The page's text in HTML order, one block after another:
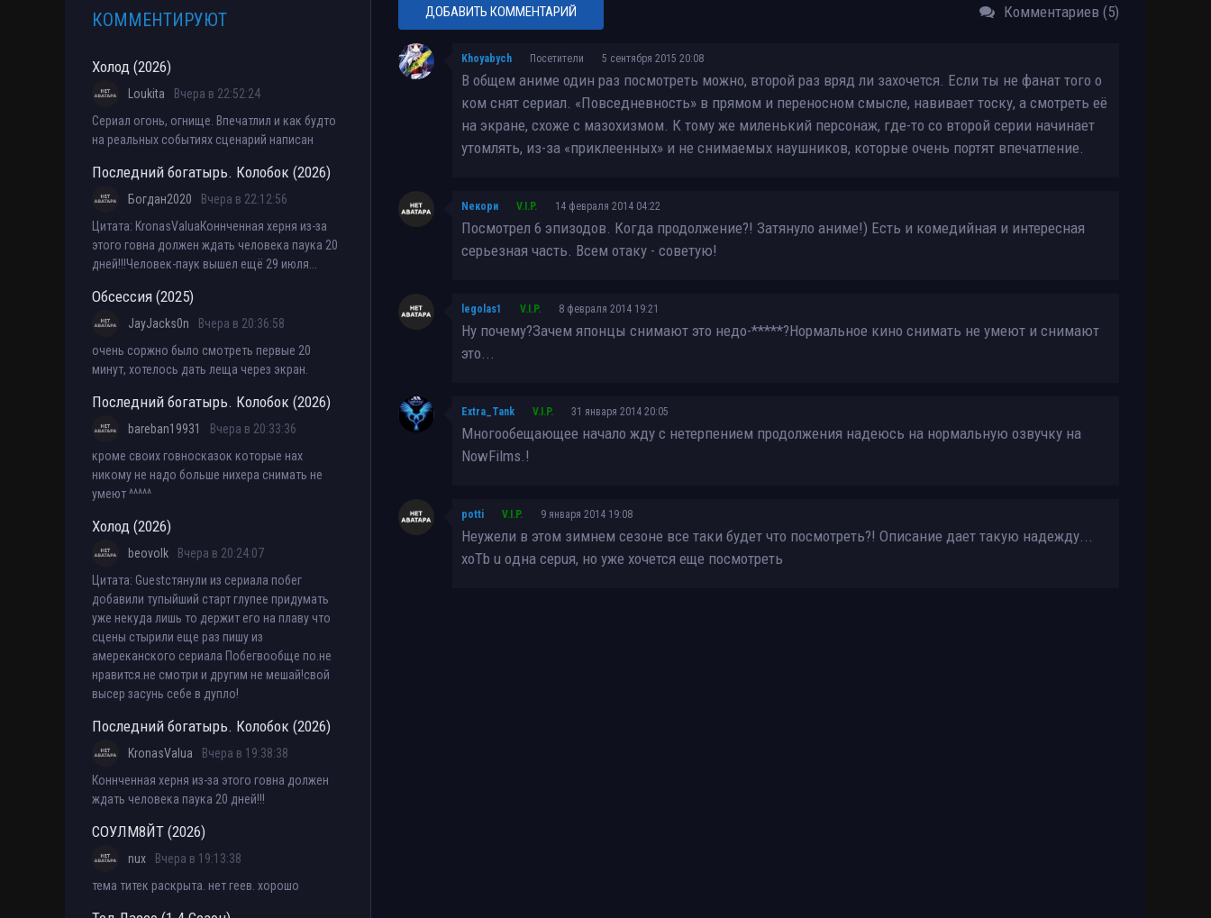
ДОБАВИТЬ КОММЕНТАРИЙ Комментариев (5)
Khoyabych Посетители 5 сентября 2015 20:08
В общем аниме один раз посмотреть можно, второй раз вряд ли захочется. Если ты не фанат того о
ком снят сериал. «Повседневность» в прямом и переносном смысле, навивает тоску, а смотреть её
на экране, схоже с мазохизмом. К тому же миленький персонаж, где-то со второй серии начинает
утомлять, из-за «приклеенных» и не снимаемых наушников, которые очень портят впечатление.
Neкoри V.I.P. 14 февраля 2014 04:22
Посмотрел 6 эпизодов. Когда продолжение?! Затянуло аниме!) Есть и комедийная и интересная
серьезная часть. Всем отаку - советую!
legolas1 V.I.P. 8 февраля 2014 19:21
Ну почему?Зачем японцы снимают это недо-*****?Нормальное кино снимать не умеют и снимают
это...
Extra_Tank V.I.P. 31 января 2014 20:05
Многообещающее начало жду с нетерпением продолжения надеюсь на нормальную озвучку на
NowFilms.!
potti V.I.P. 9 января 2014 19:08
Неужели в этом зимнем сезоне все таки будет что посмотреть?! Описание дает такую надежду...
xoTb u oднa cepuя, но уже хочется еще посмотреть
КОММЕНТИРУЮТ
Холод (2026)
Loukita
Вчера в 22:52:24
Сериал огонь, огнище. Впечатлил и как будто
на реальных событиях сценарий написан
Последний богатырь. Колобок (2026)
Богдан2020
Вчера в 22:12:56
Цитата: KronasValuaКоннченная херня из-за
этого говна должен ждать человека паука 20
дней!!!Человек-паук вышел ещё 29 июля...
Обсессия (2025)
JayJacks0n
Вчера в 20:36:58
очень соржно было смотреть первые 20
минут, хотелось дать леща через экран.
Последний богатырь. Колобок (2026)
bareban19931
Вчера в 20:33:36
кроме своих говносказок которые нах
никому не надо больше нихера снимать не
умеют ^^^^^
Холод (2026)
beovolk
Вчера в 20:24:07
Цитата: Guestстянули из сериала побег
добавили тупыйший старт глупее придумать
уже некуда лишь то держит его на плаву что
сцены стырили еще раз пишу из
амереканского сериала Побегвообще по.не
нравится.не смотри и другим не мешай!свой
высер засунь себе в дупло!
Последний богатырь. Колобок (2026)
KronasValua
Вчера в 19:38:38
Коннченная херня из-за этого говна должен
ждать человека паука 20 дней!!!
СОУЛМ8ЙТ (2026)
nux
Вчера в 19:13:38
тема титек раскрыта. нет геев. хорошо